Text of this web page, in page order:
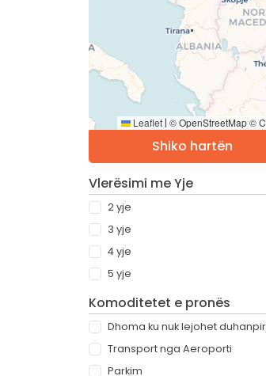
Leaflet | © OpenStreetMap ©
Shiko hartën
Vlerësimi me Yje
2 yje
3 yje
4 yje
5 yje
Komoditetet e pronës
Dhoma ku nuk lejohet
Transport nga Aeroporti
Parkim